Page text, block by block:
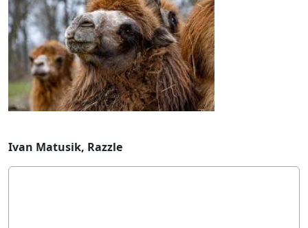
Ivan Matusik, Razzle